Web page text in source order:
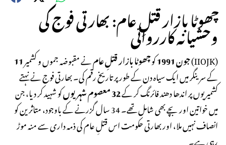
چھوٹا بازار قتلِ عام: بھارتی فوج کی
وحشیانہ کارروائی
11 جون 1991 کوچھوٹا بازار قتلِ عامنے مقبوضہ جموں و کشمیر (IIOJK)
کے سرینگر میں ایک سیاہ دن کے طور پر تاریخ رقم کی۔ بھارتی فوج نے نہتے
کشمیریوں پر اندھا دھند فائرنگ کر کے32 معصوم شہریوں
کو شہید کر دیا، جن
میں خواتین اور بچے بھی شامل تھے۔ 34 سال گزرنے کے باوجود، متاثرین کو
انصاف نہیں ملا، اور بھارتی حکومت اس قتلِ عام کی ذمہ داری سے منہ موڑ
رہی ہے۔